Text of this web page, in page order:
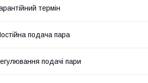
термін
подача пара
подачі пари